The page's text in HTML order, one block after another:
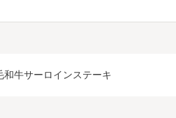
和牛サーロインステーキ